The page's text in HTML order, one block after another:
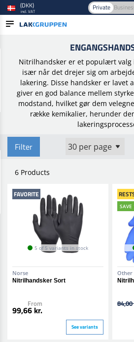
BLOG
BRANDS
NEW IN
(DKK)
incl. VAT Private
Nitrilhandsker er et populært
især når det drejer sig om
lakering. Disse handsker er lavet
giver en god balance mellem
modstand, hvilket gør dem
række kemikalier, herunder
Filter
6 Products
FAVORITE
5 of 5 variants in stock
Norse
Nitrilhandsker Sort
From
99,66 kr.
See variants
SAVE
Other